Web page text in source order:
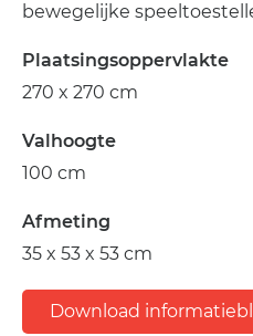
bewegelijke
Plaatsingsoppervlakte
270 x 270 cm
Valhoogte
100 cm
Afmeting
35 x 53 x 53 cm
Download